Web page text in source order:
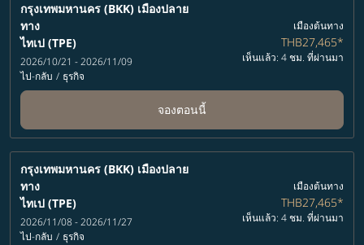
กรุงเทพมหานคร (BKK) เมืองปลาย
ทาง
ไทเป (TPE)
2026/10/21 - 2026/11/09
ไป-กลับ / ธุรกิจ
เมืองต้นทาง
THB27,465*
เห็นแล้ว: 4 ชม. ที่ผ่านมา
จองตอนนี้
กรุงเทพมหานคร (BKK) เมืองปลาย
ทาง
ไทเป (TPE)
2026/11/08 - 2026/11/27
ไป-กลับ / ธุรกิจ
เมืองต้นทาง
THB27,465*
เห็นแล้ว: 4 ชม. ที่ผ่านมา